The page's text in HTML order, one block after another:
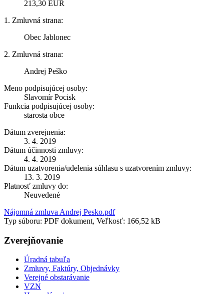
213,30 EUR
1. Zmluvná strana:
Obec Jablonec
2. Zmluvná strana:
Andrej Peško
Meno podpisujúcej osoby:
Slavomír Pocisk
Funkcia podpisujúcej osoby:
starosta obce
Dátum zverejnenia:
3. 4. 2019
Dátum účinnosti zmluvy:
4. 4. 2019
Dátum uzatvorenia/udelenia súhlasu s uzatvorením zmluvy:
13. 3. 2019
Platnosť zmluvy do:
Neuvedené
Nájomná zmluva Andrej Pesko.pdf
Typ súboru: PDF dokument, Veľkosť: 166,52 kB
Zverejňovanie
Úradná tabuľa
Zmluvy, Faktúry, Objednávky
Verejné obstarávanie
VZN